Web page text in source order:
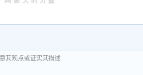
其观点或证实其描述